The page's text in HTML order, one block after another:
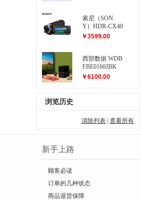
索尼（SON
Y）HDR-CX40
5 高清数码摄
￥3599.00
西部数据 WDB
FBE0160JBK
My Book Duo...
￥6100.00
浏览历史
清除列表 查看所有
新手上路
顾客必读
订单的几种状态
商品退货保障